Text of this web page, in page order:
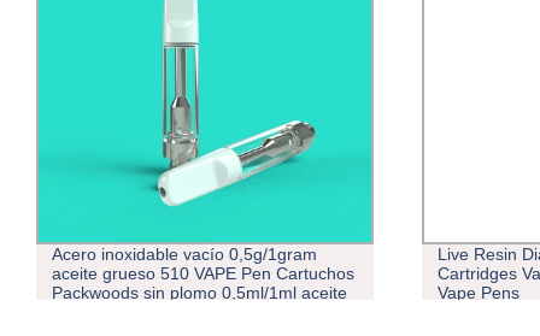
Live Resin Diamond Oil Ceramic Cell
Cartridges Vapes Rechargeable Empty
Vape Pens
OcityTimes
llenado
cartucho